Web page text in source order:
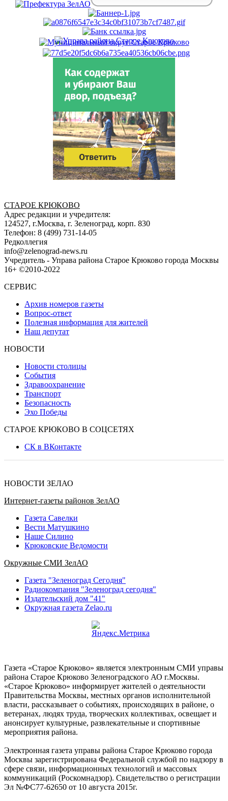
СТАРОЕ КРЮКОВО
Адрес редакции и учредителя:
124527, г.Москва, г. Зеленоград, корп. 830
Телефон: 8 (499) 731-14-05
Редколлегия
info@zelenograd-news.ru
Учредитель - Управа района Старое Крюково города Москвы
16+ ©2010-2022
СЕРВИС
Архив номеров газеты
Вопрос-ответ
Полезная информация для жителей
Наш депутат
НОВОСТИ
Новости столицы
События
Здравоохранение
Транспорт
Безопасность
Эхо Победы
СТАРОЕ КРЮКОВО В СОЦСЕТЯХ
СК в ВКонтакте
НОВОСТИ ЗЕЛАО
Интернет-газеты районов ЗелАО
Газета Савелки
Вести Матушкино
Наше Силино
Крюковские Ведомости
Окружные СМИ ЗелАО
Газета "Зеленоград Сегодня"
Радиокомпания "Зеленоград сегодня"
Издательский дом "41"
Окружная газета Zelao.ru
Газета «Старое Крюково» является электронным СМИ управы
района Старое Крюково Зеленоградского АО г.Москвы.
«Старое Крюково» информирует жителей о деятельности
Правительства Москвы, местных органов исполнительной
власти, рассказывает о событиях, происходящих в районе, о
ветеранах, людях труда, творческих коллективах, освещает и
анонсирует культурные, развлекательные и спортивные
мероприятия района.
Электронная газета управы района Старое Крюково города
Москвы зарегистрирована Федеральной службой по надзору в
сфере связи, информационных технологий и массовых
коммуникаций (Роскомнадзор). Свидетельство о регистрации
Эл №ФС77-62650 от 10 августа 2015г.